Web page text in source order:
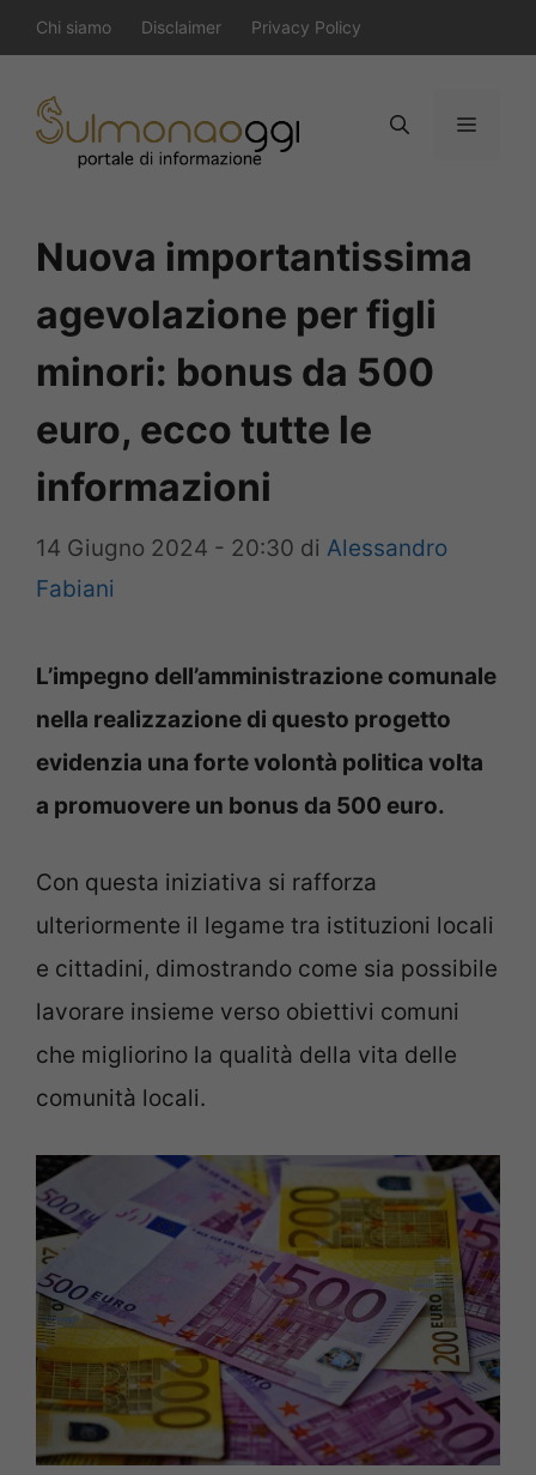
al
contenuto
Chi siamo Disclaimer Privacy Policy
Menu
Nuova importantissima
agevolazione per figli
minori: bonus da 500
euro, ecco tutte le
informazioni
14 Giugno 2024 - 20:30 di Alessandro
Fabiani
L’impegno dell’amministrazione comunale
nella realizzazione di questo progetto
evidenzia una forte volontà politica volta
a promuovere un bonus da 500 euro.
Con questa iniziativa si rafforza
ulteriormente il legame tra istituzioni locali
e cittadini, dimostrando come sia possibile
lavorare insieme verso obiettivi comuni
che migliorino la qualità della vita delle
comunità locali.